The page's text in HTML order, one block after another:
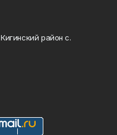
район с.